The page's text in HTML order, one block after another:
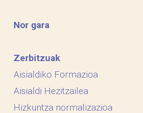
Nor gara
Zerbitzuak
Aisialdiko Formazioa
Aisialdi Hezitzailea
Hizkuntza normalizazioa